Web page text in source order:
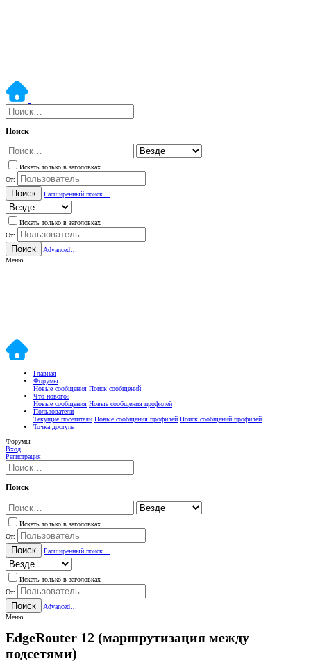
Поиск
Искать только в заголовках
От:
Поиск Расширенный поиск…
Искать только в заголовках
От:
Поиск
Advanced…
Меню
Главная
Форумы
Новые сообщения Поиск сообщений
Что нового?
Новые сообщения Новые сообщения профилей
Пользователи
Текущие посетители Новые сообщения профилей Поиск сообщений профилей
Точка доступа
Форумы
Вход
Регистрация
Поиск
Искать только в заголовках
От:
Поиск Расширенный поиск…
Искать только в заголовках
От:
Поиск
Advanced…
Меню
EdgeRouter 12 (маршрутизация между
подсетями)